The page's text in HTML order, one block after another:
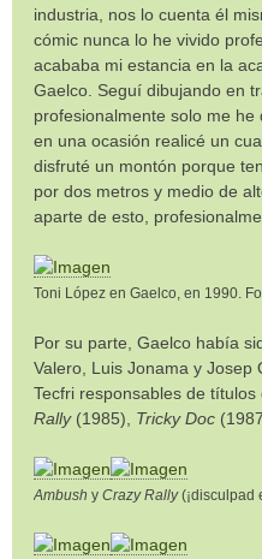
industria, nos lo cuenta él
cómic nunca lo he vivido
acababa mi estancia en la
Gaelco. Seguí dibujando en
profesionalmente solo me he
en una ocasión realicé un
disfruté un montón porque
por dos metros y medio de
aparte de esto,
Toni López en Gaelco, en 1990.
Por su parte, Gaelco había
Valero, Luis Jonama y Josep
Tecfri responsables de títulos
Rally(1985), Tricky Doc
Ambush y Crazy Rally(¡disculpad